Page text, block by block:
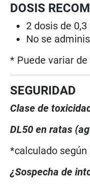
DOSIS
2 dosis de
No se
* Puede variar
SEGURIDAD
Clase de
DL50 en ratas
*calculado
¿Sospecha de